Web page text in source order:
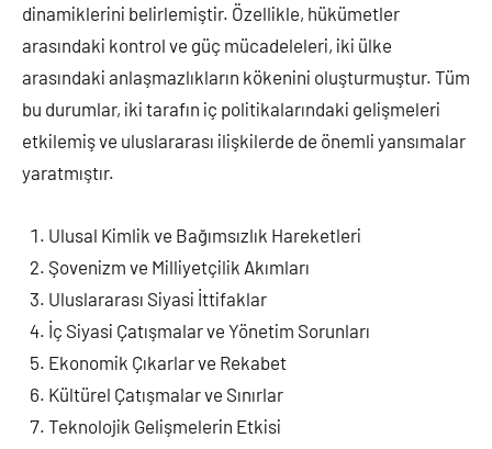
dinamiklerini belirlemiştir. Özellikle, hükümetler
arasındaki kontrol ve güç mücadeleleri, iki ülke
arasındaki anlaşmazlıkların kökenini oluşturmuştur. Tüm
bu durumlar, iki tarafın iç politikalarındaki gelişmeleri
etkilemiş ve uluslararası ilişkilerde de önemli yansımalar
yaratmıştır.
Ulusal Kimlik ve Bağımsızlık Hareketleri
Şovenizm ve Milliyetçilik Akımları
Uluslararası Siyasi İttifaklar
İç Siyasi Çatışmalar ve Yönetim Sorunları
Ekonomik Çıkarlar ve Rekabet
Kültürel Çatışmalar ve Sınırlar
Teknolojik Gelişmelerin Etkisi